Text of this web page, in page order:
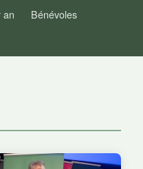
an Bénévoles